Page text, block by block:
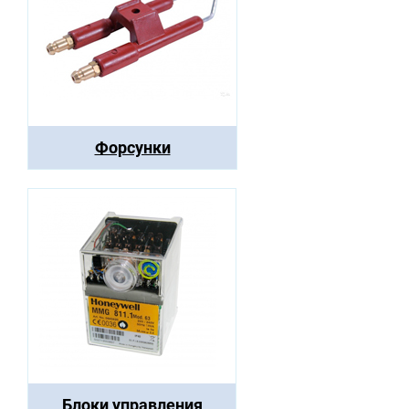
Форсунки
Блоки управления